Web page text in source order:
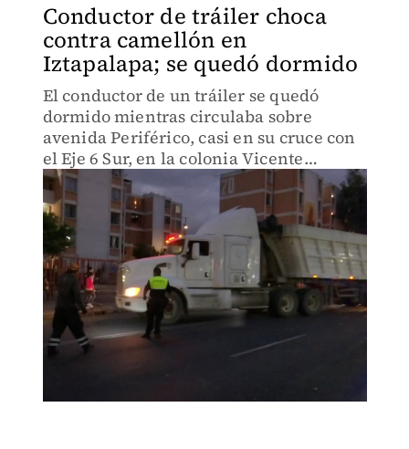
Conductor de tráiler choca
contra camellón en
Iztapalapa; se quedó dormido
El conductor de un tráiler se quedó
dormido mientras circulaba sobre
avenida Periférico, casi en su cruce con
el Eje 6 Sur, en la colonia Vicente
Guerrero, alcaldía Iztapalapa.